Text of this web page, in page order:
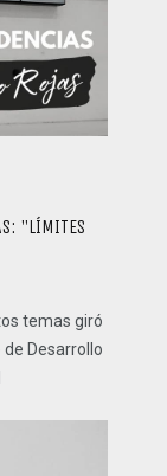
"LÍMITES
temas giró
de Desarrollo